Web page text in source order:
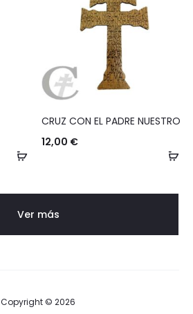
Añadir
carrito
CRUZ CON EL PADRE NUESTRO
12,00 €
Ver más
Copyright © 2026